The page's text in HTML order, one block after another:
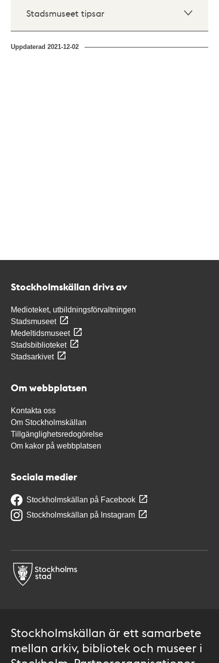
Stadsmuseet tipsar
Uppdaterad2021-12-02
Stockholmskällan drivs av
Medioteket, utbildningsförvaltningen
Stadsmuseet
Medeltidsmuseet
Stadsbiblioteket
Stadsarkivet
Om webbplatsen
Kontakta oss
Om Stockholmskällan
Tillgänglighetsredogörelse
Om kakor på webbplatsen
Sociala medier
Stockholmskällan på Facebook
Stockholmskällan på Instagram
Stockholmskällan är ett samarbete
mellan arkiv, bibliotek och museer i